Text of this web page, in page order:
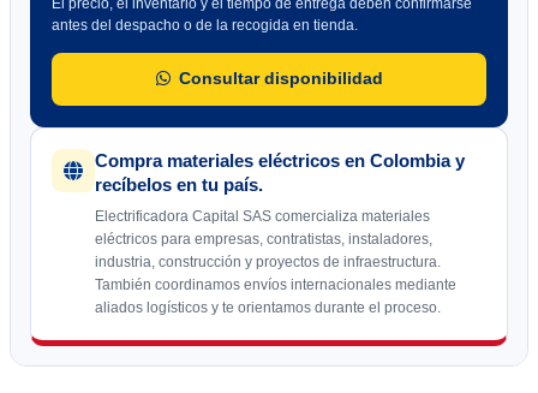
El precio, el inventario y el tiempo de entrega deben confirmarse
antes del despacho o de la recogida en tienda.
Consultar disponibilidad
Compra materiales eléctricos en Colombia y
recíbelos en tu país.
Electrificadora Capital SAS comercializa materiales
eléctricos para empresas, contratistas, instaladores,
industria, construcción y proyectos de infraestructura.
También coordinamos envíos internacionales mediante
aliados logísticos y te orientamos durante el proceso.